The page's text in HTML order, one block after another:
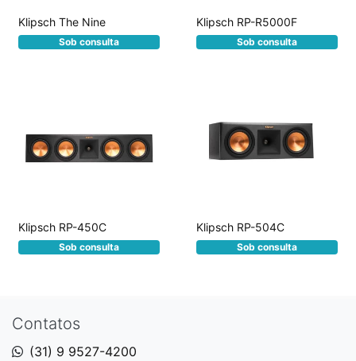
Klipsch The Nine
Sob consulta
Klipsch RP-R5000F
Sob consulta
Klipsch RP-450C
Sob consulta
Klipsch RP-504C
Sob consulta
Contatos
(31) 9 9527-4200